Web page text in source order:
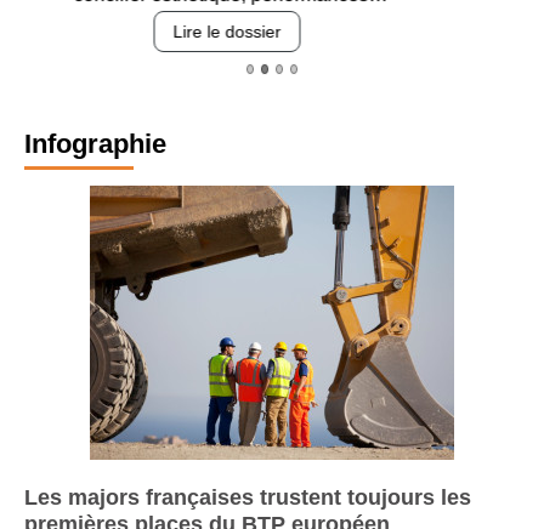
revêtements et intégration…
Lire le dossier
Infographie
Les majors françaises trustent toujours les